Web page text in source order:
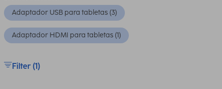
Adaptador USB para tabletas (3)
Adaptador HDMI para tabletas (1)
Filter (1)